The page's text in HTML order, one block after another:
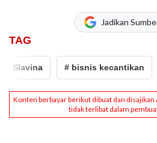
Jadikan
TAG
# bisnis kecantikan #